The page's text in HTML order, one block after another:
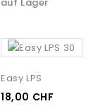
Easy LPS
18,00 CHF